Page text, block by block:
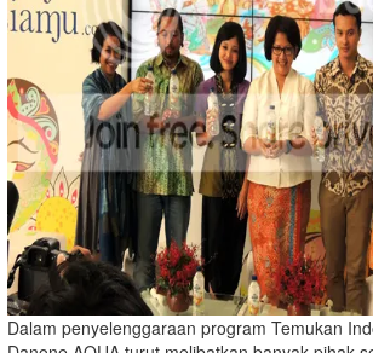
Dalam penyelenggaraan program Temukan